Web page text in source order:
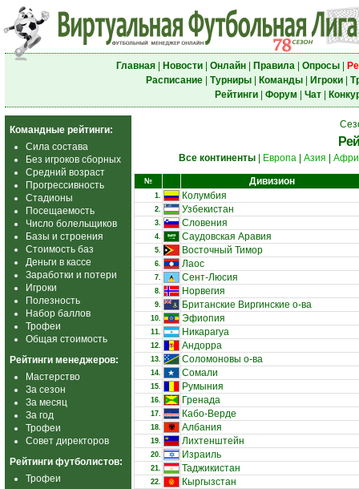
Главная| Новости| Онлайн| Правила| Опросы|
Расписание| Турниры| Команды| Игроки|
Рейтинги| Форум Чат|
Командные рейтинги:
Сила состава
Без игроков сборных
Средний возраст
Прогрессивность
Стадионы
Посещаемость
Число болельщиков
Базы и строения
Стоимость баз
Деньги в кассе
Заработки и потери
Игроки
Полезность
Набор баллов
Трофеи
Общая стоимость
Рейтинги менеджеров:
Мастерство
За сезон
За месяц
За год
Трофеи
Совет директоров
Рейтинги футболистов:
Трофеи
Все континенты| Европа| Азия
№ Дивизион
1. Колумбия
2. Узбекистан
3. Словения
4. Саудовская Аравия
5. Восточный Тимор
6. Лаос
7. Сент-Люсия
8. Норвегия
9. Британские Виргинские о-ва
10. Эфиопия
11. Никарагуа
12. Андорра
13. Соломоновы о-ва
14. Сомали
15. Румыния
16. Гренада
17. Кабо-Верде
18. Албания
19. Лихтенштейн
20. Израиль
21. Таджикистан
22. Кыргызстан